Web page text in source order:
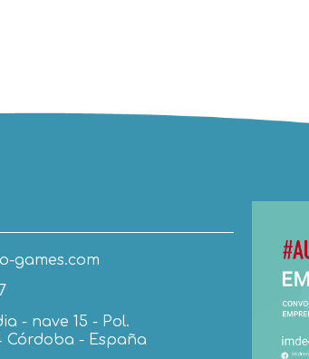
games.com
- nave 15 - Pol.
Córdoba - España